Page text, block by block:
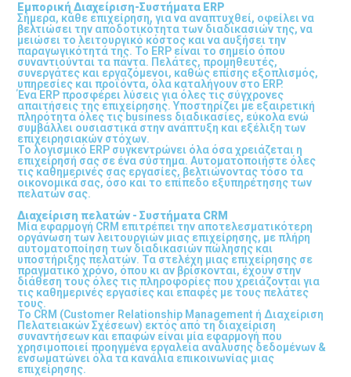
Εμπορική Διαχείριση-Συστήματα ERP
Σήμερα, κάθε επιχείρηση, για να αναπτυχθεί, οφείλει να
βελτιώσει την αποδοτικότητα των διαδικασιών της, να
μειώσει το λειτουργικό κόστος και να αυξήσει την
παραγωγικότητά της. Το ERP είναι το σημείο όπου
συναντιούνται τα πάντα. Πελάτες, προμηθευτές,
συνεργάτες και εργαζόμενοι, καθώς επίσης εξοπλισμός,
υπηρεσίες και προϊόντα, όλα καταλήγουν στο ERP.
Ένα ERP προσφέρει λύσεις για όλες τις σύγχρονες
απαιτήσεις της επιχείρησης. Υποστηρίζει με εξαιρετική
πληρότητα όλες τις business διαδικασίες, εύκολα ενώ
συμβάλλει ουσιαστικά στην ανάπτυξη και εξέλιξη των
επιχειρησιακών στόχων.
Το λογισμικό ERP συγκεντρώνει όλα όσα χρειάζεται η
επιχείρησή σας σε ένα σύστημα. Αυτοματοποιήστε όλες
τις καθημερινές σας εργασίες, βελτιώνοντας τόσο τα
οικονομικά σας, όσο και το επίπεδο εξυπηρέτησης των
πελατών σας.
Διαχείριση πελατών - Συστήματα CRM
Μία εφαρμογή CRM επιτρέπει την αποτελεσματικότερη
οργάνωση των λειτουργιών μιας επιχείρησης, με πλήρη
αυτοματοποίηση των διαδικασιών πώλησης και
υποστήριξης πελατών. Τα στελέχη μιας επιχείρησης σε
πραγματικό χρόνο, όπου κι αν βρίσκονται, έχουν στην
διάθεση τους όλες τις πληροφορίες που χρειάζονται για
τις καθημερινές εργασίες και επαφές με τους πελάτες
τους.
Το CRM (Customer Relationship Management ή Διαχείριση
Πελατειακών Σχέσεων) εκτός από τη διαχείριση
συναντήσεων και επαφών είναι μία εφαρμογή που
χρησιμοποιεί προηγμένα εργαλεία ανάλυσης δεδομένων &
ενσωματώνει όλα τα κανάλια επικοινωνίας μιας
επιχείρησης.